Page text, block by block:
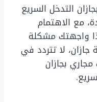
التدخل السريع
مع الاهتمام
واجهتك مشكلة
لا تتردد في
بجازان